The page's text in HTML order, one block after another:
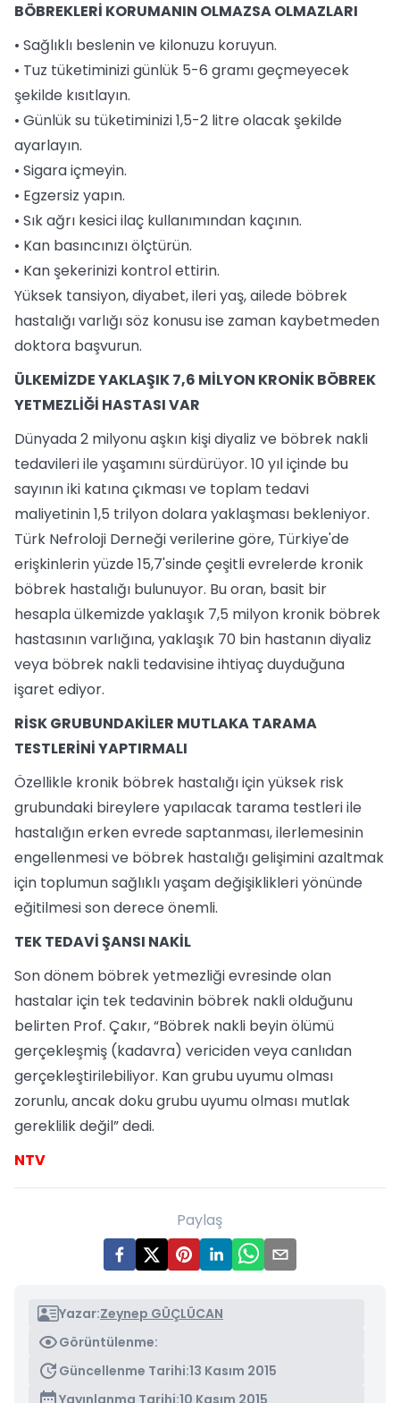
BÖBREKLERİ KORUMANIN OLMAZSA OLMAZLARI
• Sağlıklı beslenin ve kilonuzu koruyun.
• Tuz tüketiminizi günlük 5-6 gramı geçmeyecek
şekilde kısıtlayın.
• Günlük su tüketiminizi 1,5-2 litre olacak şekilde
ayarlayın.
• Sigara içmeyin.
• Egzersiz yapın.
• Sık ağrı kesici ilaç kullanımından kaçının.
• Kan basıncınızı ölçtürün.
• Kan şekerinizi kontrol ettirin.
Yüksek tansiyon, diyabet, ileri yaş, ailede böbrek
hastalığı varlığı söz konusu ise zaman kaybetmeden
doktora başvurun.
ÜLKEMİZDE YAKLAŞIK 7,6 MİLYON KRONİK BÖBREK
YETMEZLİĞİ HASTASI VAR
Dünyada 2 milyonu aşkın kişi diyaliz ve böbrek nakli
tedavileri ile yaşamını sürdürüyor. 10 yıl içinde bu
sayının iki katına çıkması ve toplam tedavi
maliyetinin 1,5 trilyon dolara yaklaşması bekleniyor.
Türk Nefroloji Derneği verilerine göre, Türkiye'de
erişkinlerin yüzde 15,7'sinde çeşitli evrelerde kronik
böbrek hastalığı bulunuyor. Bu oran, basit bir
hesapla ülkemizde yaklaşık 7,5 milyon kronik böbrek
hastasının varlığına, yaklaşık 70 bin hastanın diyaliz
veya böbrek nakli tedavisine ihtiyaç duyduğuna
işaret ediyor.
RİSK GRUBUNDAKİLER MUTLAKA TARAMA
TESTLERİNİ YAPTIRMALI
Özellikle kronik böbrek hastalığı için yüksek risk
grubundaki bireylere yapılacak tarama testleri ile
hastalığın erken evrede saptanması, ilerlemesinin
engellenmesi ve böbrek hastalığı gelişimini azaltmak
için toplumun sağlıklı yaşam değişiklikleri yönünde
eğitilmesi son derece önemli.
TEK TEDAVİ ŞANSI NAKİL
Son dönem böbrek yetmezliği evresinde olan
hastalar için tek tedavinin böbrek nakli olduğunu
belirten Prof. Çakır, “Böbrek nakli beyin ölümü
gerçekleşmiş (kadavra) vericiden veya canlıdan
gerçekleştirilebiliyor. Kan grubu uyumu olması
zorunlu, ancak doku grubu uyumu olması mutlak
gereklilik değil” dedi.
NTV
Paylaş
Yazar:Zeynep GÜÇLÜCAN
Görüntülenme:
Güncellenme Tarihi:13 Kasım 2015
Yayınlanma Tarihi:10 Kasım 2015